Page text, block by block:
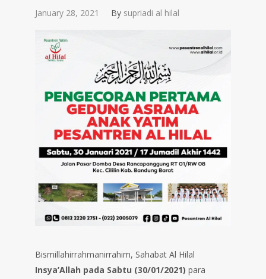
January 28, 2021 By supriadi al hilal
Bismillahirrahmanirrahim, Sahabat Al Hilal
Insya’Allah pada Sabtu (30/01/2021) para